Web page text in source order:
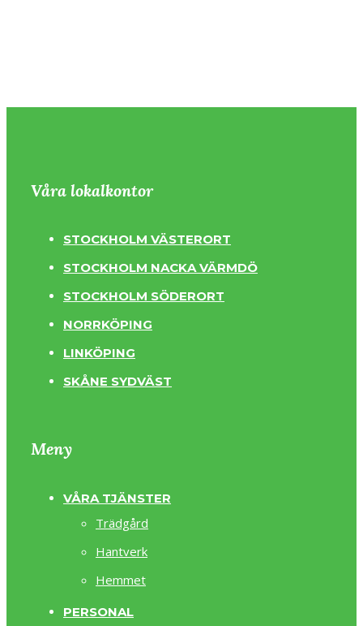
Våra lokalkontor
STOCKHOLM VÄSTERORT
STOCKHOLM NACKA VÄRMDÖ
STOCKHOLM SÖDERORT
NORRKÖPING
LINKÖPING
SKÅNE SYDVÄST
Meny
VÅRA TJÄNSTER
Trädgård
Hantverk
Hemmet
PERSONAL